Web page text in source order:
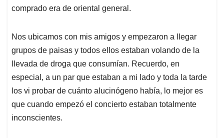
comprado era de oriental general.
Nos ubicamos con mis amigos y empezaron a llegar
grupos de paisas y todos ellos estaban volando de la
llevada de droga que consumían. Recuerdo, en
especial, a un par que estaban a mi lado y toda la tarde
los vi probar de cuánto alucinógeno había, lo mejor es
que cuando empezó el concierto estaban totalmente
inconscientes.